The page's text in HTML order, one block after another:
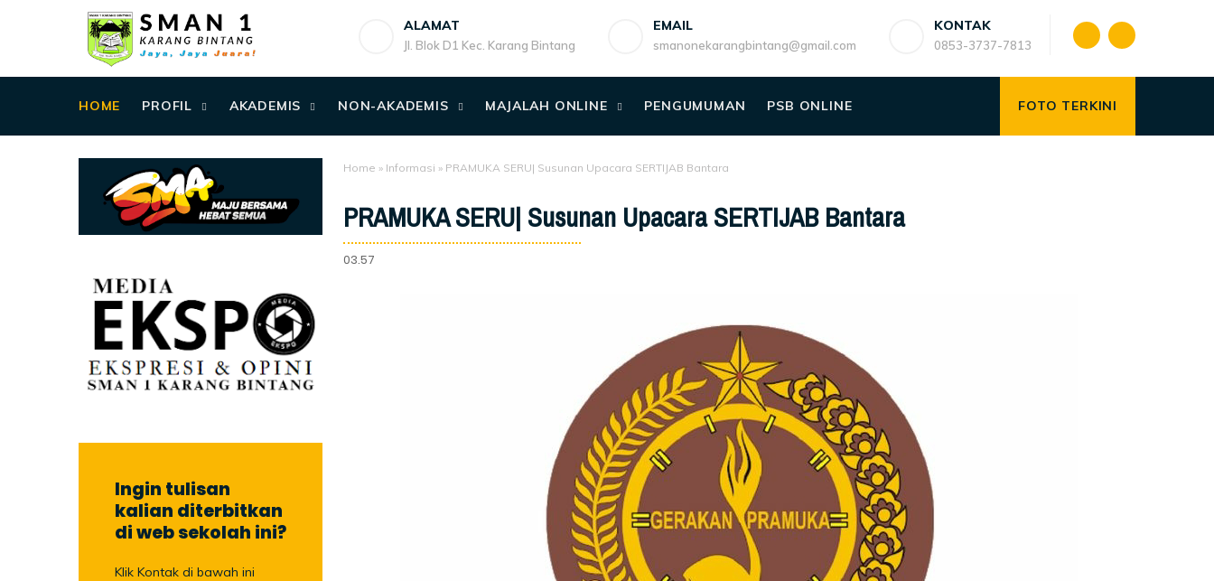
ALAMAT
Jl. Blok D1 Kec. Karang Bintang
EMAIL
smanonekarangbintang@gmail.com
KONTAK
0853-3737-7813
HOME PROFIL AKADEMIS NON-AKADEMIS MAJALAH ONLINE PENGUMUMAN PSB ONLINE FOTO TERKINI
Home » Informasi » PRAMUKA SERU| Susunan Upacara SERTIJAB Bantara
PRAMUKA SERU| Susunan Upacara SERTIJAB Bantara
03.57
Ingin tulisan
kalian diterbitkan
di web sekolah ini?
Klik Kontak di bawah ini